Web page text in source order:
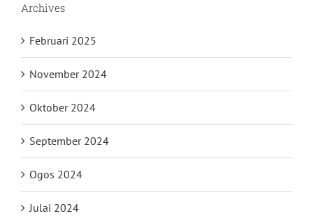
Archives
Februari 2025
November 2024
Oktober 2024
September 2024
Ogos 2024
Julai 2024